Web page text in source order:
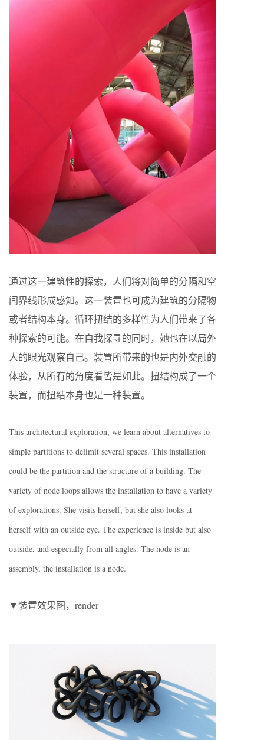
通过这一建筑性的探索，人们将对简单的分隔和空
间界线形成感知。这一装置也可成为建筑的分隔物
或者结构本身。循环扭结的多样性为人们带来了各
种探索的可能。在自我探寻的同时，她也在以局外
人的眼光观察自己。装置所带来的也是内外交融的
体验，从所有的角度看皆是如此。扭结构成了一个
装置，而扭结本身也是一种装置。
This architectural exploration, we learn about alternatives to
simple partitions to delimit several spaces. This installation
could be the partition and the structure of a building. The
variety of node loops allows the installation to have a variety
of explorations. She visits herself, but she also looks at
herself with an outside eye. The experience is inside but also
outside, and especially from all angles. The node is an
assembly, the installation is a node.
▼装置效果图，render